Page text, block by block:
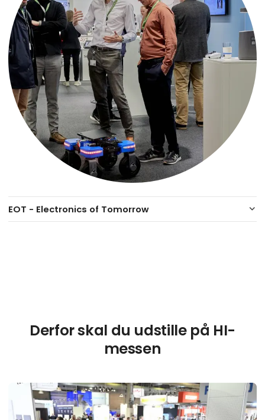
EOT - Electronics of Tomorrow keyboard_arrow_down
Derfor skal du udstille på HI-
messen